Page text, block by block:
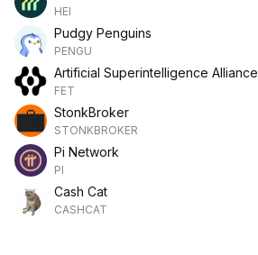
HEI
Pudgy Penguins
PENGU
Artificial Superintelligence Alliance
FET
StonkBroker
STONKBROKER
Pi Network
PI
Cash Cat
CASHCAT